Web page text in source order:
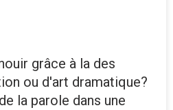
grâce à la des
ou d'art dramatique?
la parole dans une